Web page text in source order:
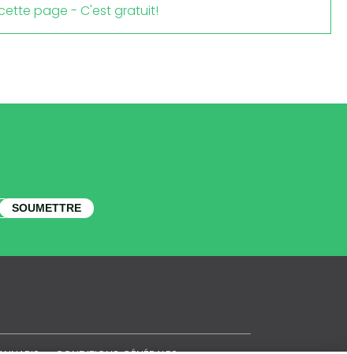
page - C'est gratuit!
SOUMETTRE